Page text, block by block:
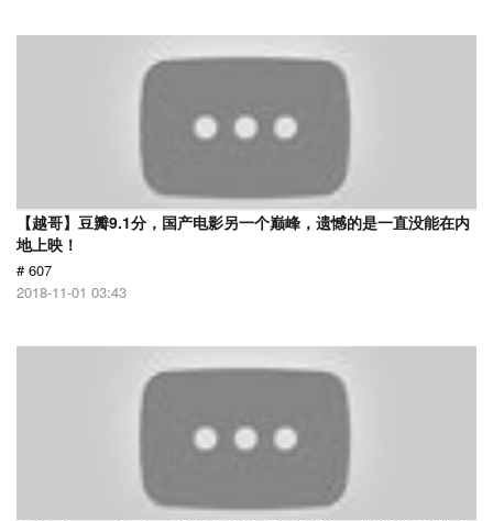
【越哥】豆瓣9.1分，国产电影另一个巅峰，遗憾的是一直没能在内
地上映！
# 607
2018-11-01 03:43